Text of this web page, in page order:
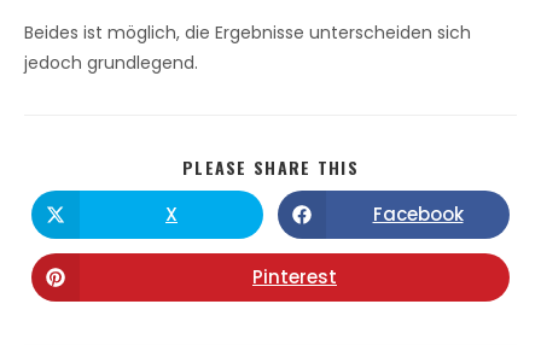
Beides ist möglich, die Ergebnisse unterscheiden sich
jedoch grundlegend.
PLEASE SHARE THIS
X
Facebook
Pinterest